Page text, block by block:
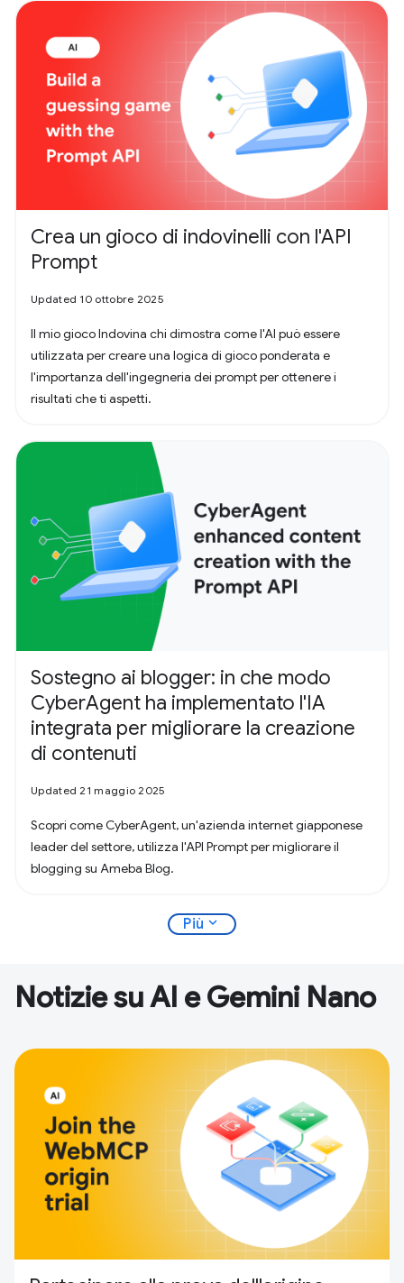
Crea un gioco di indovinelli con l'API
Prompt
Updated 10 ottobre 2025
Il mio gioco Indovina chi dimostra come l'AI può essere
utilizzata per creare una logica di gioco ponderata e
l'importanza dell'ingegneria dei prompt per ottenere i
risultati che ti aspetti.
Sostegno ai blogger: in che modo
CyberAgent ha implementato l'IA
integrata per migliorare la creazione
di contenuti
Updated 21 maggio 2025
Scopri come CyberAgent, un'azienda internet giapponese
leader del settore, utilizza l'API Prompt per migliorare il
blogging su Ameba Blog.
Più expand_more
Notizie su AI e Gemini Nano